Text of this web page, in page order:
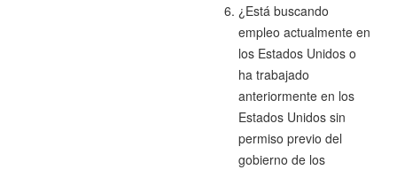
¿Está buscando
empleo actualmente en
los Estados Unidos o
ha trabajado
anteriormente en los
Estados Unidos sin
permiso previo del
gobierno de los